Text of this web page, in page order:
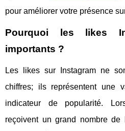
pour améliorer votre présence
Pourquoi les likes
importants ?
Les likes sur Instagram ne
chiffres; ils représentent une
indicateur de popularité.
reçoivent un grand nombre